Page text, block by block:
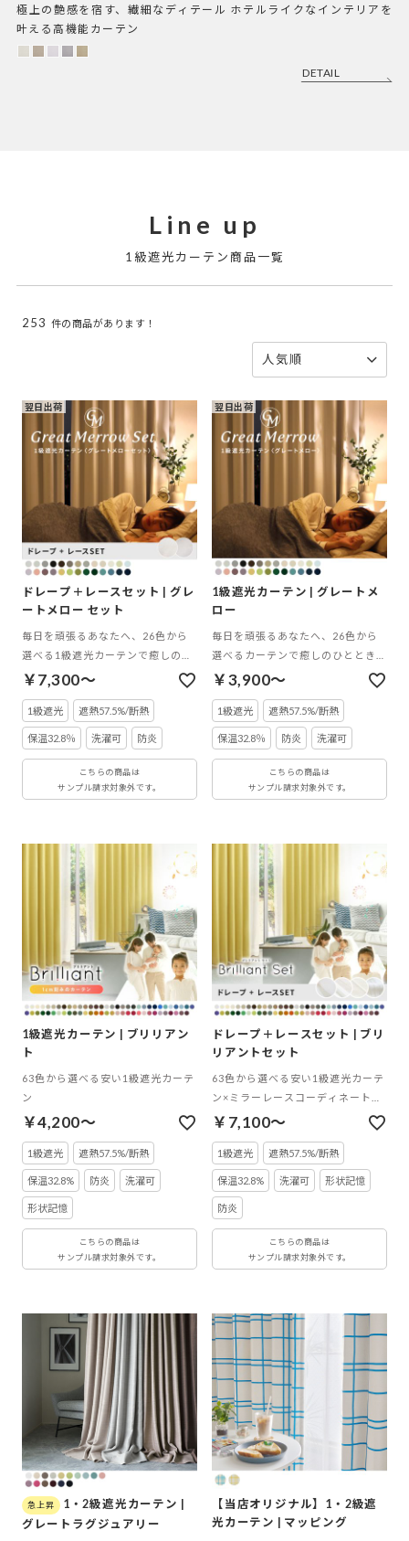
極上の艶感を宿す、繊細なディテール ホテルライクなインテリアを
叶える高機能カーテン
DETAIL
Line up
1級遮光カーテン商品一覧
253 件の商品があります！
人気順
翌日出荷
ドレープ＋レースセット | グレ
ートメロー セット
毎日を頑張るあなたへ、26色から
選べる1級遮光カーテンで癒しのひ
とときを。グレートメロー×レース
￥7,300～
1級遮光 遮熱57.5%/断熱
保温32.8％ 洗濯可 防炎
こちらの商品は
サンプル請求対象外です。
翌日出荷
1級遮光カーテン | グレートメ
ロー
毎日を頑張るあなたへ、26色から
選べるカーテンで癒しのひととき
を。
￥3,900～
1級遮光 遮熱57.5%/断熱
保温32.8％ 防炎 洗濯可
こちらの商品は
サンプル請求対象外です。
1級遮光カーテン | ブリリアン
ト
63色から選べる安い1級遮光カーテ
ン
￥4,200～
1級遮光 遮熱57.5%/断熱
保温32.8% 防炎 洗濯可
形状記憶
こちらの商品は
サンプル請求対象外です。
ドレープ＋レースセット | ブリ
リアントセット
63色から選べる安い1級遮光カーテ
ン×ミラーレースコーディネートセ
ット
￥7,100～
1級遮光 遮熱57.5%/断熱
保温32.8% 洗濯可 形状記憶
防炎
こちらの商品は
サンプル請求対象外です。
1・2級遮光カーテン |
グレートラグジュアリー
【当店オリジナル】1・2級遮
光カーテン | マッピング